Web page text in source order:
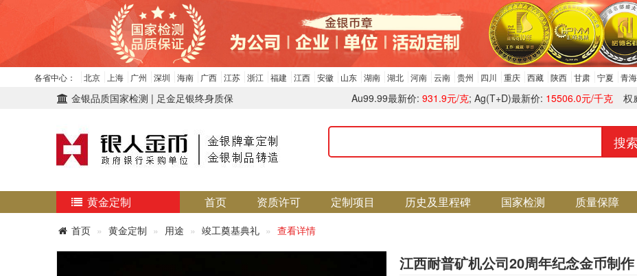
各省中心： 北京 上海 广州 深圳 海南 广西 江苏 浙江 福建 江西 安徽 山东 湖南 湖北 河南 云南 贵州 四川 重庆 西藏 陕西 甘肃 宁夏 青海
金银品质国家检测 | 足金足银终身质保 权
Au99.99最新价: 931.9元/克; Ag(T+D)最新价: 15506.0元/千克
搜索
黄金定制 首页 资质许可 定制项目 历史及里程碑 国家检测 质量保障
首页 黄金定制 用途 竣工奠基典礼 查看详情
江西耐普矿机公司20周年纪念金币制作